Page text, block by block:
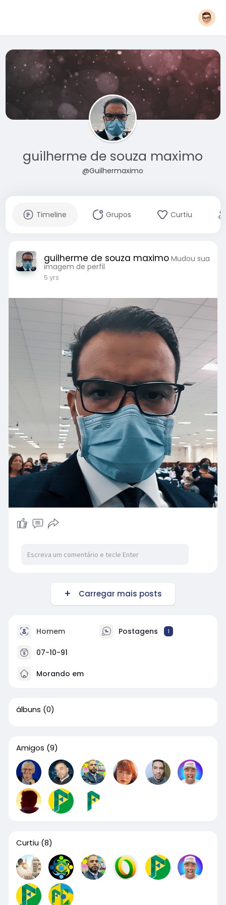
guilherme de souza maximo
@Guilhermaximo
Timeline Grupos Curtiu
guilherme de souza maximo Mudou sua
imagem de perfil
5 yrs
Carregar mais posts
Homem Postagens 1
07-10-91
Morando em
álbuns (0)
Amigos (9)
Curtiu (8)